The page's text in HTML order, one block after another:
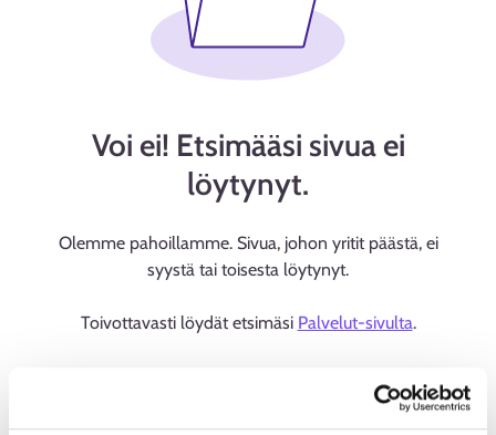
Voi ei! Etsimääsi sivua ei
löytynyt.
Olemme pahoillamme. Sivua, johon yritit päästä, ei
syystä tai toisesta löytynyt.
Toivottavasti löydät etsimäsi Palvelut-sivulta.